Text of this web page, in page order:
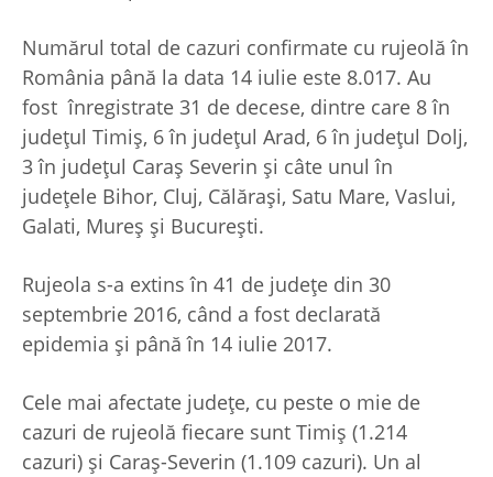
Numărul total de cazuri confirmate cu rujeolă în
România până la data 14 iulie este 8.017. Au
fost înregistrate 31 de decese, dintre care 8 în
judeţul Timiş, 6 în judeţul Arad, 6 în judeţul Dolj,
3 în judeţul Caraş Severin şi câte unul în
judeţele Bihor, Cluj, Călăraşi, Satu Mare, Vaslui,
Galati, Mureş şi Bucureşti.
Rujeola s-a extins în 41 de judeţe din 30
septembrie 2016, când a fost declarată
epidemia şi până în 14 iulie 2017.
Cele mai afectate judeţe, cu peste o mie de
cazuri de rujeolă fiecare sunt Timiş (1.214
cazuri) şi Caraş-Severin (1.109 cazuri). Un al